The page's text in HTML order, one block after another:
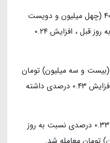
قیمت سکه امامی به ۴۰,۲۰۰,۰۰۰ (چهل میلیون و دویست
هزار) تومان رسید که نسبت به روز قبل ، افزایش ۰.۲۴
نیم سکه، امروز به ۲۳,۰۰۰,۰۰۰ (بیست و سه میلیون) تومان
رسید که نسبت به روز قبل ، افزایش ۰.۴۳ درصدی داشته
همچنین ربع سکه با افزایش ۰.۳۳ درصدی نسبت به روز